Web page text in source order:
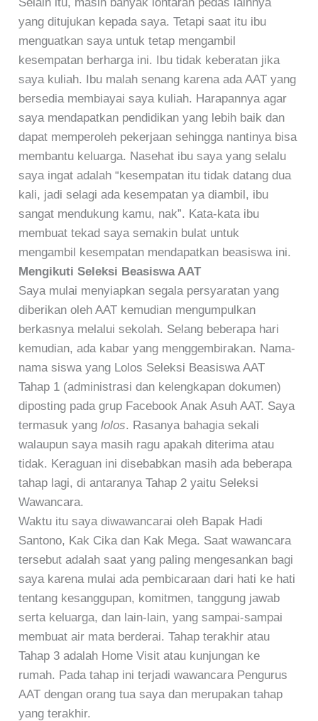
yang ditujukan kepada saya. Tetapi saat itu ibu
menguatkan saya untuk tetap mengambil
kesempatan berharga ini. Ibu tidak keberatan jika
saya kuliah. Ibu malah senang karena ada AAT yang
bersedia membiayai saya kuliah. Harapannya agar
saya mendapatkan pendidikan yang lebih baik dan
dapat memperoleh pekerjaan sehingga nantinya bisa
membantu keluarga. Nasehat ibu saya yang selalu
saya ingat adalah “kesempatan itu tidak datang dua
kali, jadi selagi ada kesempatan ya diambil, ibu
sangat mendukung kamu, nak”. Kata-kata ibu
membuat tekad saya semakin bulat untuk
mengambil kesempatan mendapatkan beasiswa ini.
Mengikuti Seleksi Beasiswa AAT
Saya mulai menyiapkan segala persyaratan yang
diberikan oleh AAT kemudian mengumpulkan
berkasnya melalui sekolah. Selang beberapa hari
kemudian, ada kabar yang menggembirakan. Nama-
nama siswa yang Lolos Seleksi Beasiswa AAT
Tahap 1 (administrasi dan kelengkapan dokumen)
diposting pada grup Facebook Anak Asuh AAT. Saya
termasuk yanglolos. Rasanya bahagia sekali
walaupun saya masih ragu apakah diterima atau
tidak. Keraguan ini disebabkan masih ada beberapa
tahap lagi, di antaranya Tahap 2 yaitu Seleksi
Wawancara.
Waktu itu saya diwawancarai oleh Bapak Hadi
Santono, Kak Cika dan Kak Mega. Saat wawancara
tersebut adalah saat yang paling mengesankan bagi
saya karena mulai ada pembicaraan dari hati ke hati
tentang kesanggupan, komitmen, tanggung jawab
serta keluarga, dan lain-lain, yang sampai-sampai
membuat air mata berderai. Tahap terakhir atau
Tahap 3 adalah Home Visit atau kunjungan ke
rumah. Pada tahap ini terjadi wawancara Pengurus
AAT dengan orang tua saya dan merupakan tahap
yang terakhir.